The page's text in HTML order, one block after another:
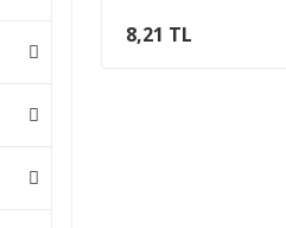
8,21 TL